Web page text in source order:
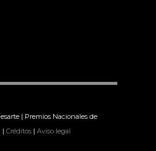
| Premios Nacionales de
| Créditos | Aviso legal